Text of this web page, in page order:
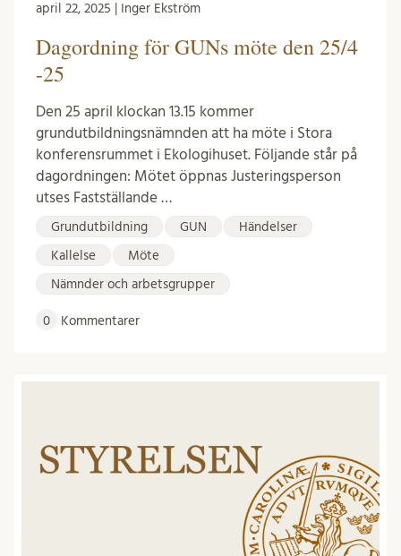
april 22, 2025 | Inger Ekström
Dagordning för GUNs möte den 25/4
-25
Den 25 april klockan 13.15 kommer
grundutbildningsnämnden att ha möte i Stora
konferensrummet i Ekologihuset. Följande står på
dagordningen: Mötet öppnas Justeringsperson
utses Fastställande …
Grundutbildning GUN Händelser
Kallelse Möte
Nämnder och arbetsgrupper
0 Kommentarer